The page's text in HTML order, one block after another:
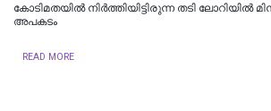
കോടിമതയിൽ നിർത്തിയിട്ടിരുന്ന തടി ലോറിയിൽ
അപകടം
READ MORE